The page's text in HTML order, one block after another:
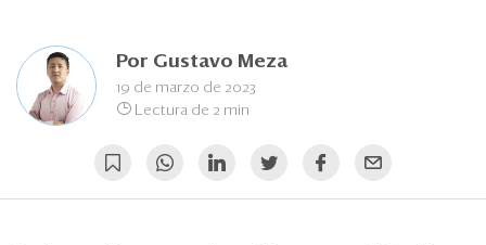
Edición Impresa
Por Gustavo Meza
19 de marzo de 2023
Lectura de 2 min